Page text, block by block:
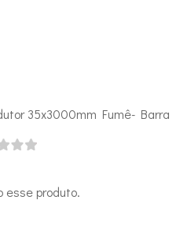
35x3000mm Fumê- Barra
esse produto.